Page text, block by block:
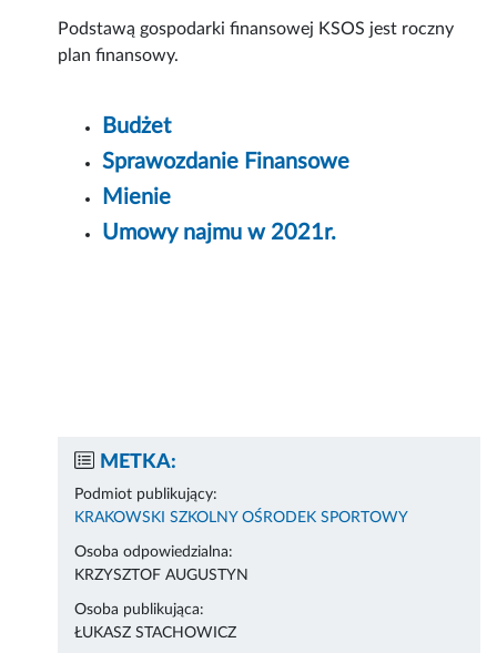
Podstawą gospodarki finansowej KSOS jest roczny
plan finansowy.
Budżet
Sprawozdanie Finansowe
Mienie
Umowy najmu w 2021r.
METKA:
Podmiot publikujący:
KRAKOWSKI SZKOLNY OŚRODEK SPORTOWY
Osoba odpowiedzialna:
KRZYSZTOF AUGUSTYN
Osoba publikująca:
ŁUKASZ STACHOWICZ